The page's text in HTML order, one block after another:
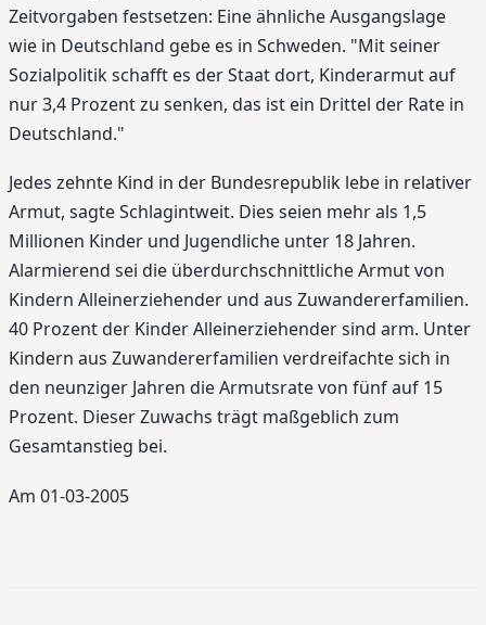
Zeitvorgaben festsetzen: Eine ähnliche Ausgangslage
wie in Deutschland gebe es in Schweden. "Mit seiner
Sozialpolitik schafft es der Staat dort, Kinderarmut auf
nur 3,4 Prozent zu senken, das ist ein Drittel der Rate in
Deutschland."
Jedes zehnte Kind in der Bundesrepublik lebe in relativer
Armut, sagte Schlagintweit. Dies seien mehr als 1,5
Millionen Kinder und Jugendliche unter 18 Jahren.
Alarmierend sei die überdurchschnittliche Armut von
Kindern Alleinerziehender und aus Zuwandererfamilien.
40 Prozent der Kinder Alleinerziehender sind arm. Unter
Kindern aus Zuwandererfamilien verdreifachte sich in
den neunziger Jahren die Armutsrate von fünf auf 15
Prozent. Dieser Zuwachs trägt maßgeblich zum
Gesamtanstieg bei.
Am 01-03-2005